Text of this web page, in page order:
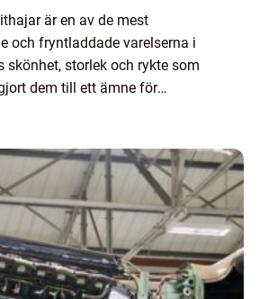
är en av de mest
och fryntladdade varelserna i
skönhet, storlek och rykte som
dem till ett ämne för